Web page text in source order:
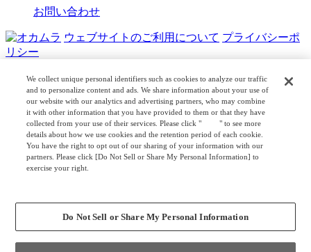
お問い合わせ
ウェブサイトのご利用について プライバシーポ
リシー
COPYRIGHT © OKAMURA CORPORATION. ALL RIGHTS
RESERVED.
日本公式 企業広報
We collect unique personal identifiers such as cookies to analyze our traffic
and to personalize content and ads. We share information about your use of
our website with our analytics and advertising partners, who may combine
it with other information that you have provided to them or that they have
collected from your use of their services. Please click "
here" to see more
details about how we use cookies and the retention period of each cookie.
You have the right to opt out of our sharing of your information with our
partners. Please click [Do Not Sell or Share My Personal Information] to
exercise your right.
Do Not Sell or Share My Personal Information